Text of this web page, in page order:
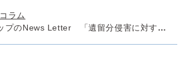
コラム
本日の小栗キャップのNews Letter 「遺留分侵害に対する課税」